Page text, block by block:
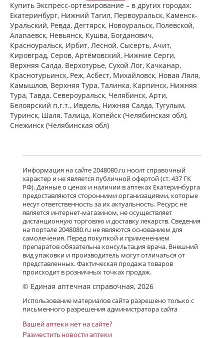
Купить Экспресс-ортезирование – в других городах:
Екатеринбург, Нижний Тагил, Первоуральск, Каменск-
Уральский, Ревда, Дегтярск, Новоуральск, Полевской,
Алапаевск, Невьянск, Кушва, Богданович,
Красноуральск, Ирбит, Лесной, Сысерть, Ачит,
Кировград, Серов, Артёмовский, Нижние Cерги,
Верхняя Салда, Верхотурье, Сухой Лог, Качканар,
Краснотурьинск, Реж, Асбест, Михайловск, Новая Ляля,
Камышлов, Верхняя Тура, Талинка, Карпинск, Нижняя
Тура, Тавда, Североуральск, Челябинск, Арти,
Белоярский п.г.т., Ивдель, Нижняя Салда, Тугулым,
Туринск, Шаля, Талица, Копейск (Челябинская обл),
Снежинск (Челябинская обл)
Информация на сайте 2048080.ru носит справочный
характер и не является публичной офертой (ст. 437 ГК
РФ). Данные о ценах и наличии в аптеках Екатеринбурга
предоставляются сторонними организациями, которые
несут ответственность за их актуальность. Ресурс не
является интернет-магазином, не осуществляет
дистанционную торговлю и доставку лекарств. Сведения
на портале 2048080.ru не являются основанием для
самолечения. Перед покупкой и применением
препаратов обязательна консультация врача. Внешний
вид упаковки и производитель могут отличаться от
представленных. Фактическая продажа товаров
происходит в розничных точках продаж.
© Единая аптечная справочная, 2026
Использование материалов сайта разрешено только с
письменного разрешения администратора сайта
Вашей аптеки нет на сайте?
Разместить новости аптеки